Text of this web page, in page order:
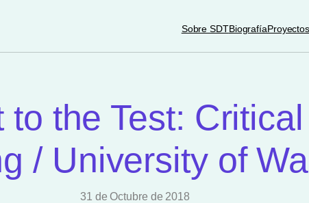
Sobre SDTBiografíaProyectos
the Test:
/ University of
31 de Octubre de 2018